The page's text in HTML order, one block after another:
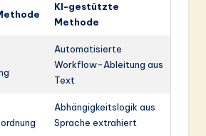
KI-gestützte
Methode
Automatisierte
Workflow-Ableitung aus
Text
Abhängigkeitslogik aus
Sprache extrahiert